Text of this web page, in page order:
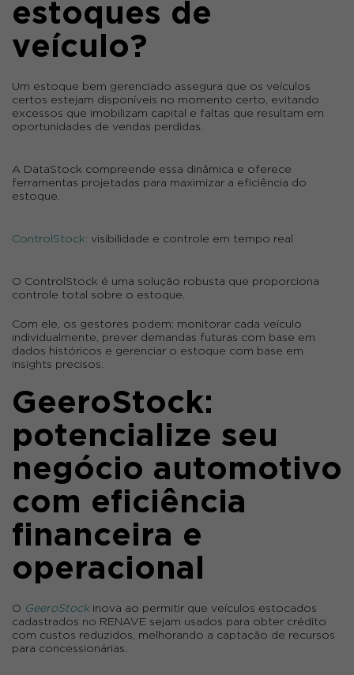
estoques de
veículo?
Um estoque bem gerenciado assegura que os veículos
certos estejam disponíveis no momento certo, evitando
excessos que imobilizam capital e faltas que resultam em
oportunidades de vendas perdidas.
A DataStock compreende essa dinâmica e oferece
ferramentas projetadas para maximizar a eficiência do
estoque.
ControlStock: visibilidade e controle em tempo real
O ControlStock é uma solução robusta que proporciona
controle total sobre o estoque.
Com ele, os gestores podem: monitorar cada veículo
individualmente, prever demandas futuras com base em
dados históricos e gerenciar o estoque com base em
insights precisos
GeeroStock:
potencialize seu
negócio automotivo
com eficiência
financeira e
operacional
O GeeroStock inova ao permitir que veículos estocados
cadastrados no RENAVE sejam usados para obter crédito
com custos reduzidos, melhorando a captação de recursos
para concessionárias.